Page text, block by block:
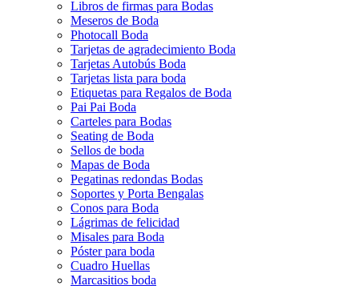
Libros de firmas para Bodas
Meseros de Boda
Photocall Boda
Tarjetas de agradecimiento Boda
Tarjetas Autobús Boda
Tarjetas lista para boda
Etiquetas para Regalos de Boda
Pai Pai Boda
Carteles para Bodas
Seating de Boda
Sellos de boda
Mapas de Boda
Pegatinas redondas Bodas
Soportes y Porta Bengalas
Conos para Boda
Lágrimas de felicidad
Misales para Boda
Póster para boda
Cuadro Huellas
Marcasitios boda